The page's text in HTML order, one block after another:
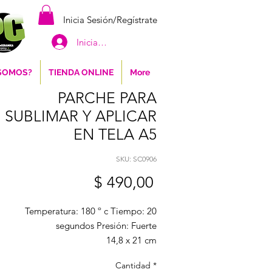
Inicia Sesión/Regístrate
Iniciar sesión
TIENDA ONLINE More
PARCHE PARA
SUBLIMAR Y APLICAR
EN TELA A5
SKU: SC0906
$ 490,00
Temperatura: 180 º c Tiempo: 20
segundos Presión: Fuerte
14,8 x 21 cm
Cantidad *